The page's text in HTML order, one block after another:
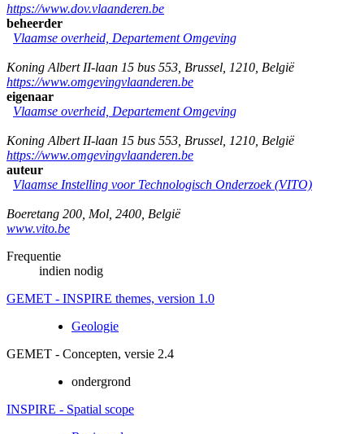
https://www.dov.vlaanderen.be
beheerder
Vlaamse overheid, Departement Omgeving
Koning Albert II-laan 15 bus 553 Brussel 1210 België
https://www.omgevingvlaanderen.be
eigenaar
Vlaamse overheid, Departement Omgeving
Koning Albert II-laan 15 bus 553 Brussel 1210 België
https://www.omgevingvlaanderen.be
auteur
Vlaamse Instelling voor Technologisch Onderzoek (VITO)
Boeretang 200 Mol 2400 België
www.vito.be
Frequentie
indien nodig
GEMET - INSPIRE themes, version 1.0
Geologie
GEMET - Concepten, versie 2.4
ondergrond
INSPIRE - Spatial scope